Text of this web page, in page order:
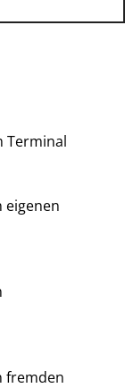
Terminal
eigenen
fremden